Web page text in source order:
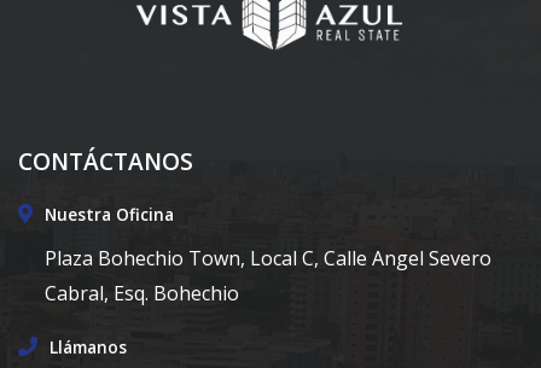
CONTÁCTANOS
Nuestra Oficina
Plaza Bohechio Town, Local C, Calle Angel Severo
Cabral, Esq. Bohechio
Llámanos